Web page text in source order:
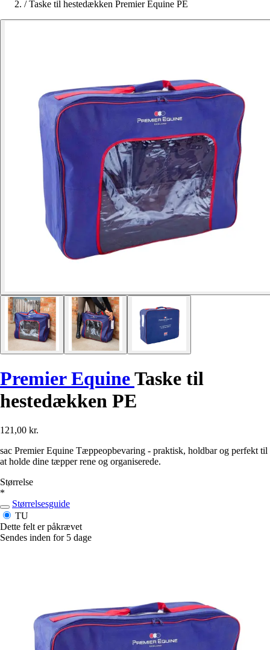
/ Taske til hestedækken Premier Equine PE
Premier EquineTaske til
hestedækken PE
121,00 kr.
sac Premier Equine Tæppeopbevaring - praktisk, holdbar og perfekt til
at holde dine tæpper rene og organiserede.
Størrelse
*
Størrelsesguide
TU
Dette felt er påkrævet
Sendes inden for 5 dage